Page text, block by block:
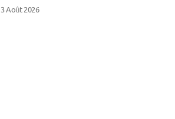
3 Août 2026